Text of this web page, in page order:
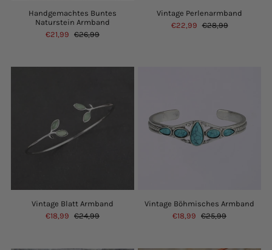
Handgemachtes Buntes
Naturstein Armband
€21,99 €26,99
Vintage Perlenarmband
€22,99 €28,99
Vintage Blatt Armband
€18,99 €24,99
Vintage Böhmisches Armband
€18,99
€25,99